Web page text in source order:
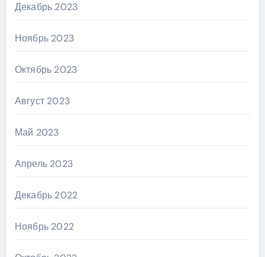
Декабрь 2023
Ноябрь 2023
Октябрь 2023
Август 2023
Май 2023
Апрель 2023
Декабрь 2022
Ноябрь 2022